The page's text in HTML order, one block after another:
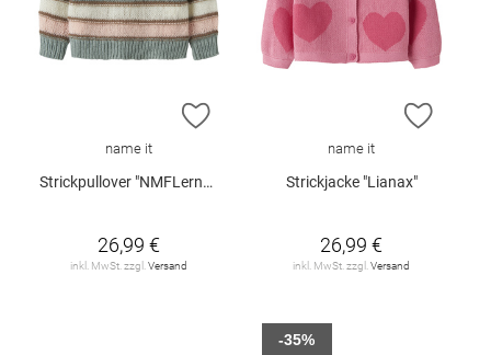
ZUR WUNSCHLISTE HINZUFÜGEN
name it
Strickpullover "NMFLernort"
26,99 €
inkl. MwSt. zzgl. Versand
ZUR
name it
Strickjacke "Lianax"
26,99 €
inkl. MwSt. zzgl. Versand
-35%